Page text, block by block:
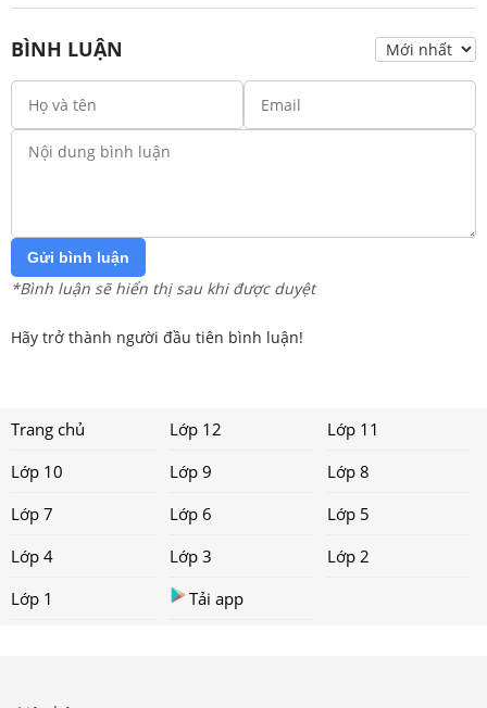
BÌNH LUẬN
Gửi bình luận
*Bình luận sẽ hiển thị sau khi được duyệt
Hãy trở thành người đầu tiên bình luận!
Trang chủ Lớp 12
Lớp 11
Lớp 10
Lớp 9
Lớp 8
Lớp 7
Lớp 6
Lớp 5
Lớp 4
Lớp 3
Lớp 2
Lớp 1
Tải app